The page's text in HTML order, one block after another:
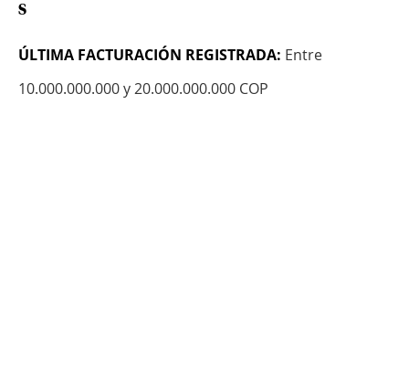
S
ÚLTIMA FACTURACIÓN REGISTRADA: Entre
10.000.000.000 y 20.000.000.000 COP